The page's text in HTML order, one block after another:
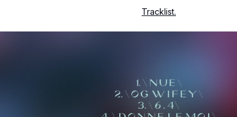
Tracklist.